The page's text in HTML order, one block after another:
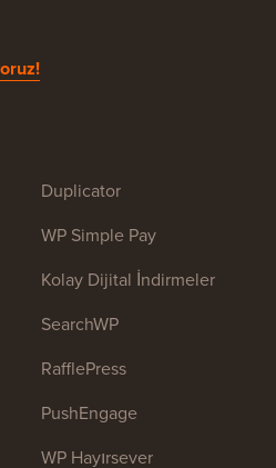
Duplicator
WP Simple Pay
Kolay Dijital İndirmeler
SearchWP
RafflePress
PushEngage
WP Hayırsever